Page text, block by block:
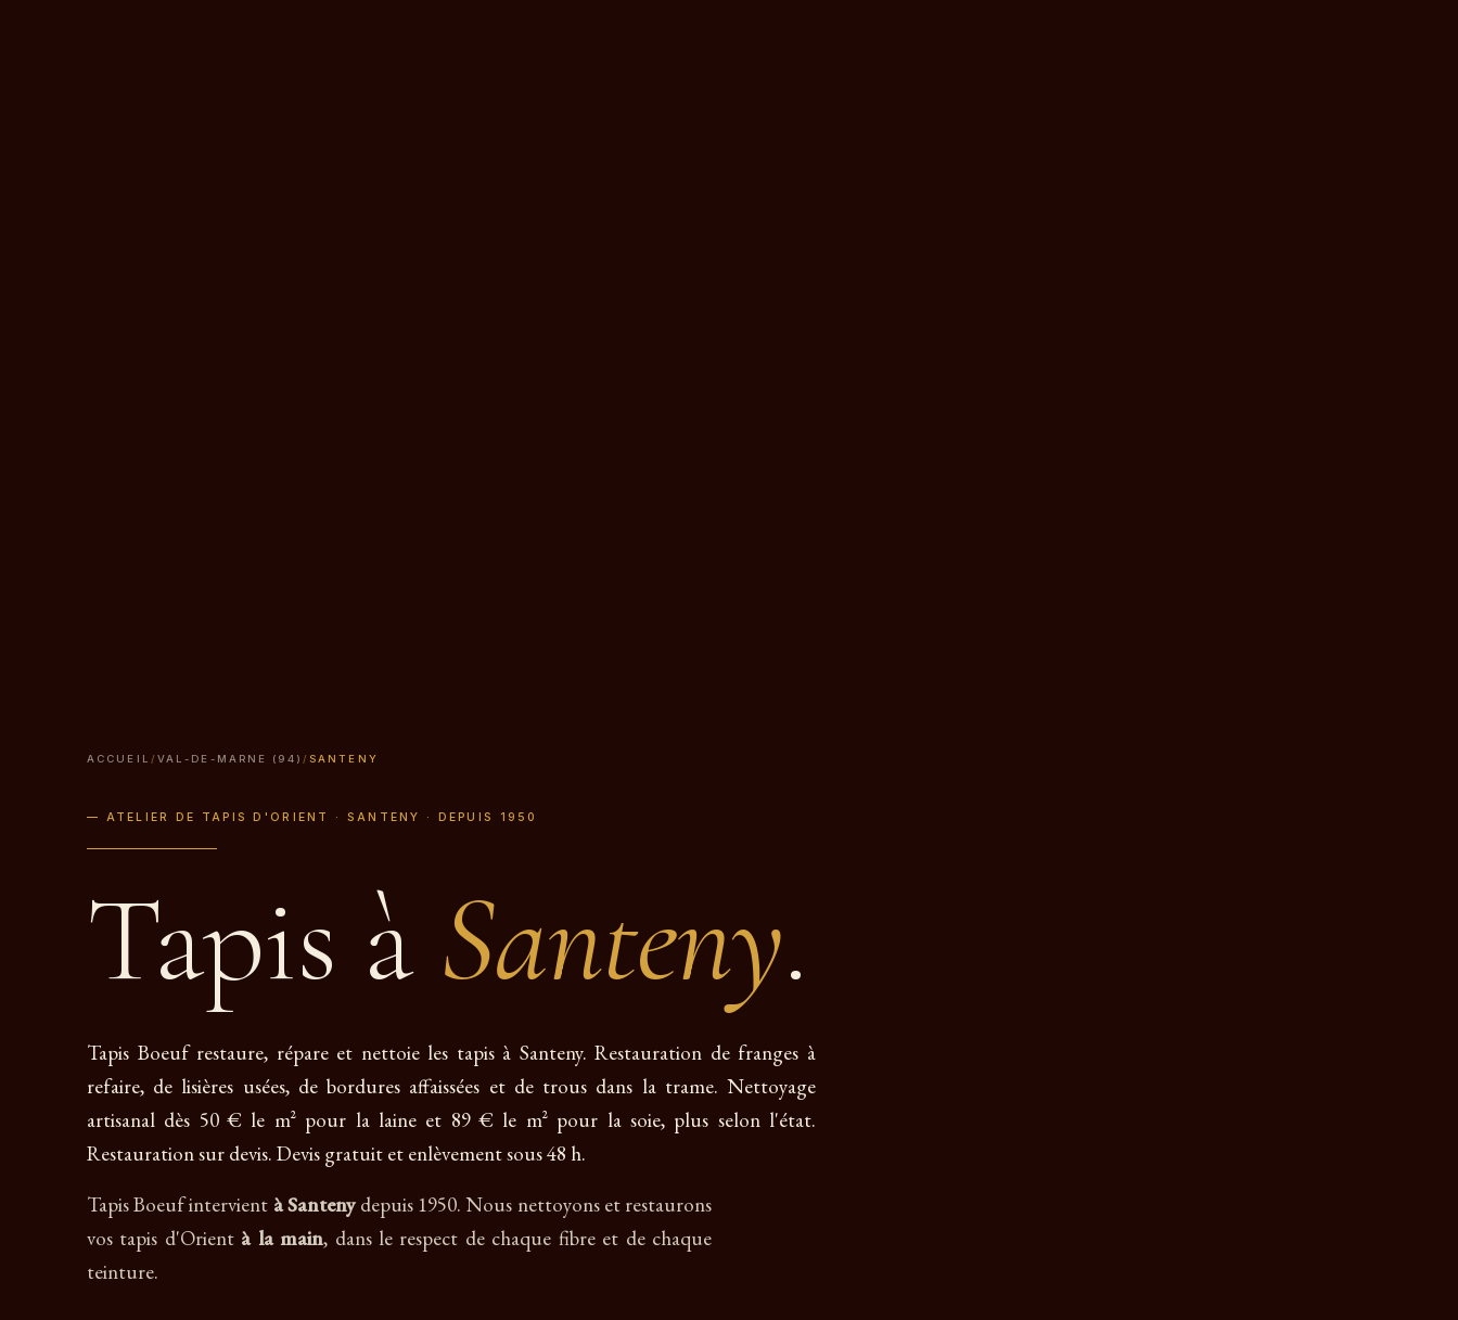
ACCUEIL / VAL-DE-MARNE (94) / SANTENY
— ATELIER DE TAPIS D'ORIENT · SANTENY · DEPUIS 1950
Tapis à Santeny.
Tapis Boeuf restaure, répare et nettoie les tapis à Santeny. Restauration de franges à
refaire, de lisières usées, de bordures affaissées et de trous dans la trame. Nettoyage
artisanal dès 50 € le m² pour la laine et 89 € le m² pour la soie, plus selon l'état.
Restauration sur devis. Devis gratuit et enlèvement sous 48 h.
Tapis Boeuf intervient à Santenydepuis 1950. Nous nettoyons et restaurons
vos tapis d'Orient à la main, dans le respect de chaque fibre et de chaque
teinture.